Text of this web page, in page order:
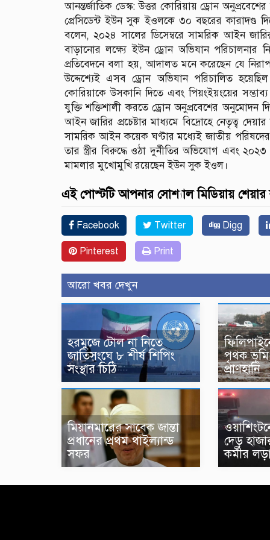
আনন্তর্জাতিক ডেস্ক: উত্তর কোরিয়ায় ড্রোন
প্রেসিডেন্ট ইউন সুক ইওলকে ৩০ বছরের কারাদণ্ড
বলেন, ২০২৪ সালের ডিসেম্বরে সামরিক আইন
বাড়ানোর লক্ষ্যে ইউন ড্রোন অভিযান পরিচালনার
প্রতিবেদনে বলা হয়, আদালত মনে করেছেন যে
উদ্দেশ্যেই এসব ড্রোন অভিযান পরিচালিত
কোরিয়াকে উসকানি দিতে এবং পিয়ংইয়ংয়ের
যুক্তি শক্তিশালী করতে ড্রোন অনুপ্রবেশের অনুমোদন
আইন জারির প্রচেষ্টার মাধ্যমে বিদ্রোহে নেতৃত্ব
সামরিক আইন কয়েক ঘণ্টার মধ্যেই জাতীয়
তার স্ত্রীর বিরুদ্ধে ওঠা দুর্নীতির অভিযোগ এবং
মামলার মুখোমুখি রয়েছেন ইউন সুক ইওল।
এই পোস্টটি আপনার সোশ্যাল মিডিয়ায়
Facebook Twitter Digg
Pinterest Print
আরো খবর দেখুন
হরমুজে টোল না নিতে
জাতিসংঘে ৮ শীর্ষ শিপিং
সংস্থার চিঠি
পৃথক
প্রাণহানি
মিয়ানমারের সাবেক জান্তা
প্রধানের প্রথম থাইল্যান্ড
সফর
দেড়
কর্মীর